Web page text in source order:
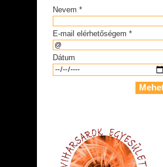
Nevem *
E-mail elérhetőségem *
Dátum